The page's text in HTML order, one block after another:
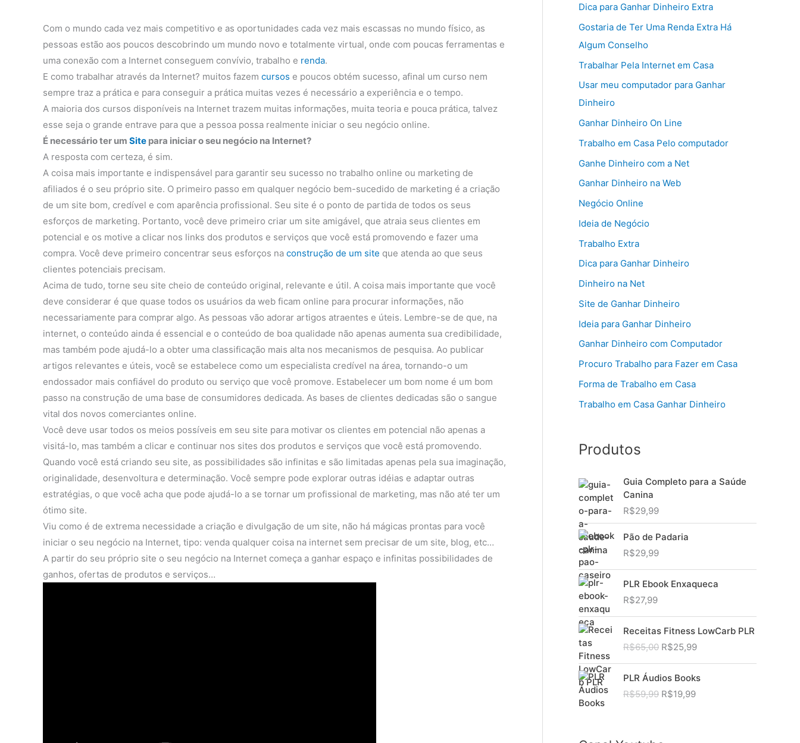
Com o mundo cada vez mais competitivo e as oportunidades cada vez mais escassas no mundo físico, as
pessoas estão aos poucos descobrindo um mundo novo e totalmente virtual, onde com poucas ferramentas e
uma conexão com a Internet conseguem convívio, trabalho e renda.
E como trabalhar através da Internet? muitos fazem cursos e poucos obtém sucesso, afinal um curso nem
sempre traz a prática e para conseguir a prática muitas vezes é necessário a experiência e o tempo.
A maioria dos cursos disponíveis na Internet trazem muitas informações, muita teoria e pouca prática, talvez
esse seja o grande entrave para que a pessoa possa realmente iniciar o seu negócio online.
É necessário ter um Site para iniciar o seu negócio na Internet?
A resposta com certeza, é sim.
A coisa mais importante e indispensável para garantir seu sucesso no trabalho online ou marketing de
afiliados é o seu próprio site. O primeiro passo em qualquer negócio bem-sucedido de marketing é a criação
de um site bom, credível e com aparência profissional. Seu site é o ponto de partida de todos os seus
esforços de marketing. Portanto, você deve primeiro criar um site amigável, que atraia seus clientes em
potencial e os motive a clicar nos links dos produtos e serviços que você está promovendo e fazer uma
compra. Você deve primeiro concentrar seus esforços na construção de um site que atenda ao que seus
clientes potenciais precisam.
Acima de tudo, torne seu site cheio de conteúdo original, relevante e útil. A coisa mais importante que você
deve considerar é que quase todos os usuários da web ficam online para procurar informações, não
necessariamente para comprar algo. As pessoas vão adorar artigos atraentes e úteis. Lembre-se de que, na
internet, o conteúdo ainda é essencial e o conteúdo de boa qualidade não apenas aumenta sua credibilidade,
mas também pode ajudá-lo a obter uma classificação mais alta nos mecanismos de pesquisa. Ao publicar
artigos relevantes e úteis, você se estabelece como um especialista credível na área, tornando-o um
endossador mais confiável do produto ou serviço que você promove. Estabelecer um bom nome é um bom
passo na construção de uma base de consumidores dedicada. As bases de clientes dedicadas são o sangue
vital dos novos comerciantes online.
Você deve usar todos os meios possíveis em seu site para motivar os clientes em potencial não apenas a
visitá-lo, mas também a clicar e continuar nos sites dos produtos e serviços que você está promovendo.
Quando você está criando seu site, as possibilidades são infinitas e são limitadas apenas pela sua imaginação,
originalidade, desenvoltura e determinação. Você sempre pode explorar outras idéias e adaptar outras
estratégias, o que você acha que pode ajudá-lo a se tornar um profissional de marketing, mas não até ter um
ótimo site.
Viu como é de extrema necessidade a criação e divulgação de um site, não há mágicas prontas para você
iniciar o seu negócio na Internet, tipo: venda qualquer coisa na internet sem precisar de um site, blog, etc…
A partir do seu próprio site o seu negócio na Internet começa a ganhar espaço e infinitas possibilidades de
ganhos, ofertas de produtos e serviços…
Dica para Ganhar Dinheiro Extra
Gostaria de Ter Uma Renda Extra Há
Algum Conselho
Trabalhar Pela Internet em Casa
Usar meu computador para Ganhar
Dinheiro
Ganhar Dinheiro On Line
Trabalho em Casa Pelo computador
Ganhe Dinheiro com a Net
Ganhar Dinheiro na Web
Negócio Online
Ideia de Negócio
Trabalho Extra
Dica para Ganhar Dinheiro
Dinheiro na Net
Site de Ganhar Dinheiro
Ideia para Ganhar Dinheiro
Ganhar Dinheiro com Computador
Procuro Trabalho para Fazer em Casa
Forma de Trabalho em Casa
Trabalho em Casa Ganhar Dinheiro
Produtos
Guia Completo para a Saúde
Canina
R$29,99
Pão de Padaria
R$29,99
PLR Ebook Enxaqueca
R$27,99
Receitas Fitness LowCarb PLR
R$65,00 O
r
e
ç
R$25,99O
PLR Áudios Books
R$59,99 O
R$19,99O